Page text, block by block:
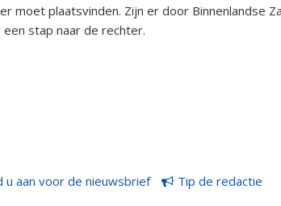
moet plaatsvinden. Zijn er door Binnenlandse
stap naar de rechter.
u aan voor de nieuwsbrief Tip de redactie